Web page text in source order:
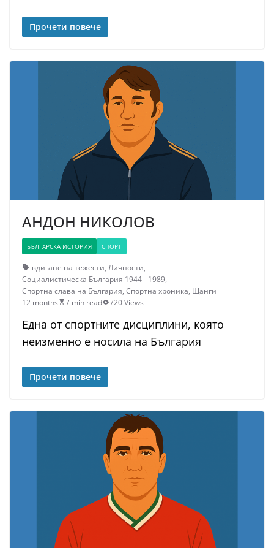
Прочети повече
АНДОН НИКОЛОВ
БЪЛГАРСКА ИСТОРИЯ СПОРТ
вдигане на тежести, Личности,
Социалистическа България 1944 - 1989,
Спортна слава на България, Спортна хроника, Щанги
12 months
7 min read 720 Views
Една от спортните дисциплини, която
неизменно е носила на България
Прочети повече